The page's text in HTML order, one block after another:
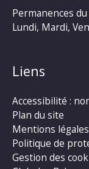
Permanences
Lundi, Mardi,
Liens
Accessibilité :
Plan du site
Mentions légales
Politique de
Gestion des